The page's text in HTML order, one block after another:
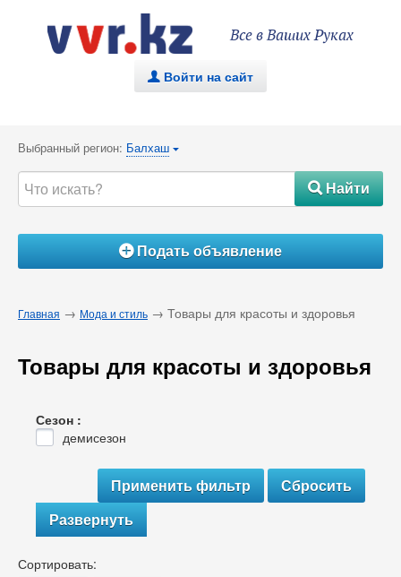
Все в Ваших Руках
. Войти на сайт
Выбранный регион: Балхаш {
#Найти
ÁПодать объявление
Главная → Мода и стиль → Товары для красоты и здоровья
Товары для красоты и здоровья
Сезон :
демисезон
Развернуть
Сортировать: